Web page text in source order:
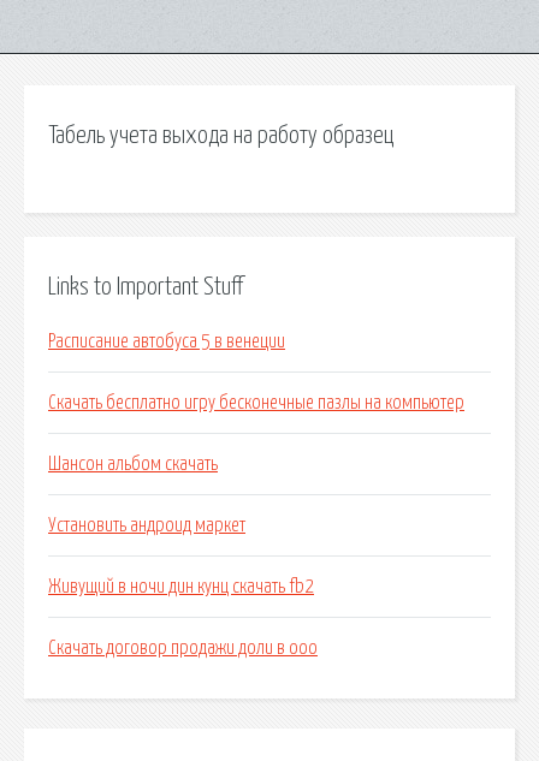
Табель учета выхода на работу образец
Links to Important Stuff
Расписание автобуса 5 в венеции
Скачать бесплатно игру бесконечные пазлы на компьютер
Шансон альбом скачать
Установить андроид маркет
Живущий в ночи дин кунц скачать fb2
Скачать договор продажи доли в ооо